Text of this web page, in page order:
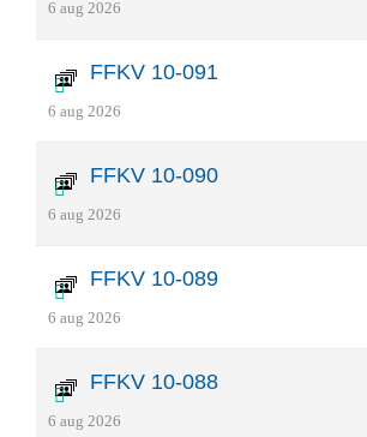
6 aug 2026
FFKV 10-091
6 aug 2026
FFKV 10-090
6 aug 2026
FFKV 10-089
6 aug 2026
FFKV 10-088
6 aug 2026